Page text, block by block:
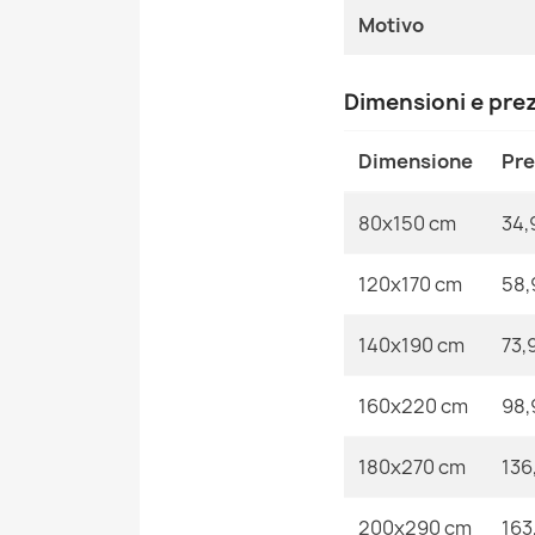
Motivo
Dimensioni e
Dimensione
80x150 cm
120x170 cm
140x190 cm
160x220 cm
180x270 cm
200x290 cm